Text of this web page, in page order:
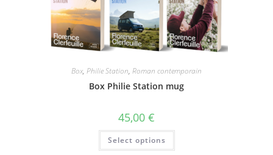
Box, Philie Station, Roman contemporain
Box Philie Station mug
45,00 €
Select options